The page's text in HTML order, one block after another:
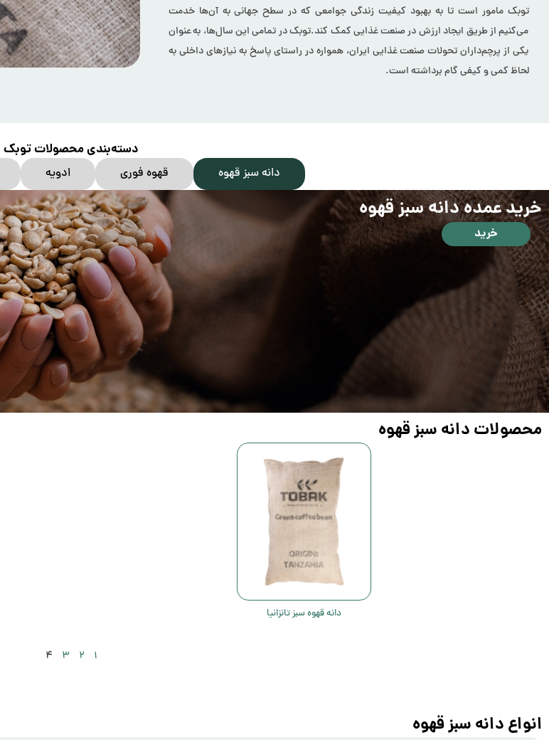
توبک مامور است تا به بهبود کیفیت زندگی جوامعی که در سطح جهانی به آن‌ها خدمت
می‌کنیم از طریق ایجاد ارزش در صنعت غذایی کمک کند.توبک در تمامی این سال‌ها، به عنوان
یکی از پرچم‌داران تحولات صنعت غذایی ایران، همواره در راستای پاسخ به نیازهای داخلی به
لحاظ کمی و کیفی گام برداشته است.
دسته‌بندی محصولات توبک
دانه سبز قهوه قهوه فوری ادویه
خرید عمده دانه سبز قهوه
خرید
محصولات دانه سبز قهوه
دانه قهوه سبز تانزانیا
۱ ۲ ۳ ۴
انواع دانه سبز قهوه